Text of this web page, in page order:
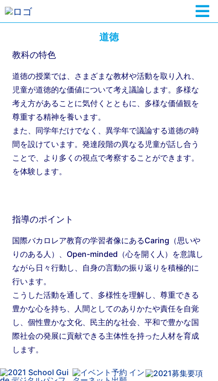
道徳
教科の特色
道徳の授業では、さまざまな教材や活動を取り入れ、
児童が道徳的な価値について考え議論します。多様な
考え方があることに気付くとともに、多様な価値観を
尊重する精神を養います。
また、同学年だけでなく、異学年で議論する道徳の時
間を設けています。発達段階の異なる児童が話し合う
ことで、より多くの視点で考察することができます。
を体験します。
指導のポイント
国際バカロレア教育の学習者像にあるCaring（思いや
りのある人）、Open-minded（心を開く人）を意識し
ながら日々行動し、自身の言動の振り返りを積極的に
行います。
こうした活動を通して、多様性を理解し、尊重できる
豊かな心を持ち、人間としてのありかたや責任を自覚
し、個性豊かな文化、民主的な社会、平和で豊かな国
際社会の発展に貢献できる主体性を持った人材を育成
します。